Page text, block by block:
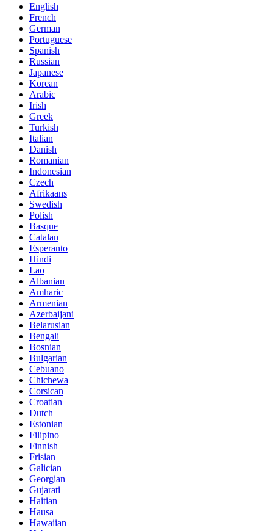
English
French
German
Portuguese
Spanish
Russian
Japanese
Korean
Arabic
Irish
Greek
Turkish
Italian
Danish
Romanian
Indonesian
Czech
Afrikaans
Swedish
Polish
Basque
Catalan
Esperanto
Hindi
Lao
Albanian
Amharic
Armenian
Azerbaijani
Belarusian
Bengali
Bosnian
Bulgarian
Cebuano
Chichewa
Corsican
Croatian
Dutch
Estonian
Filipino
Finnish
Frisian
Galician
Georgian
Gujarati
Haitian
Hausa
Hawaiian